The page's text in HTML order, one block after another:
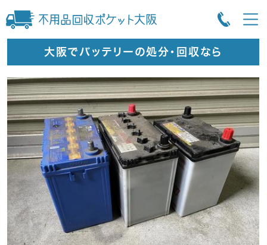
大阪でバッテリーの処分・回収なら